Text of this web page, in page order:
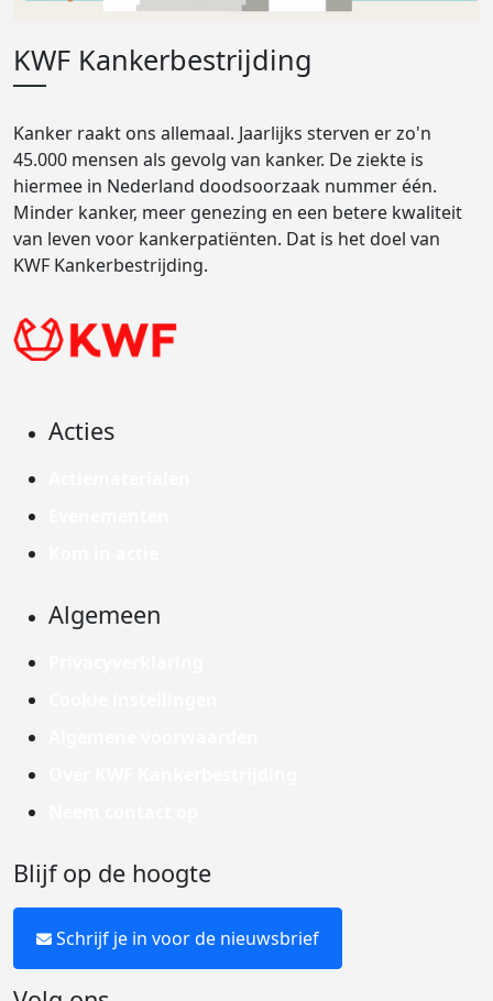
KWF Kankerbestrijding
Kanker raakt ons allemaal. Jaarlijks sterven er zo'n
45.000 mensen als gevolg van kanker. De ziekte is
hiermee in Nederland doodsoorzaak nummer één.
Minder kanker, meer genezing en een betere kwaliteit
van leven voor kankerpatiënten. Dat is het doel van
KWF Kankerbestrijding.
Acties
Algemeen
Blijf op de hoogte
Schrijf je in voor de nieuwsbrief